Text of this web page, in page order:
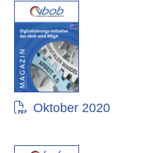
Oktober 2020